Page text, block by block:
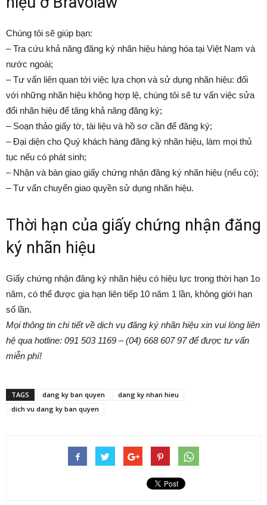
Chúng tôi sẽ giúp bạn:
– Tra cứu khả năng đăng ký nhãn hiệu hàng hóa tại Việt Nam và
nước ngoài;
– Tư vấn liên quan tới việc lựa chọn và sử dụng nhãn hiệu: đối
với những nhãn hiệu không hợp lệ, chúng tôi sẽ tư vấn việc sửa
đổi nhãn hiệu để tăng khả năng đăng ký;
– Soạn thảo giấy tờ, tài liệu và hồ sơ cần để đăng ký;
– Đại diện cho Quý khách hàng đăng ký nhãn hiệu, làm mọi thủ
tục nếu có phát sinh;
– Nhận và bàn giao giấy chứng nhận đăng ký nhãn hiệu (nếu có);
– Tư vấn chuyển giao quyền sử dụng nhãn hiệu.
Thời hạn của giấy chứng nhận đăng
ký nhãn hiệu
Giấy chứng nhận đăng ký nhãn hiệu có hiệu lực trong thời hạn 1o
năm, có thể được gia hạn liên tiếp 10 năm 1 lần, không giới hạn
số lần.
Mọi thông tin chi tiết về dịch vụ đăng ký nhãn hiệu xin vui lòng liên
hệ qua hotline: 091 503 1169 – (04) 668 607 97 để được tư vấn
miễn phí!
TAGS dang ky ban quyen
dang ky nhan hieu
dich vu dang ky ban quyen